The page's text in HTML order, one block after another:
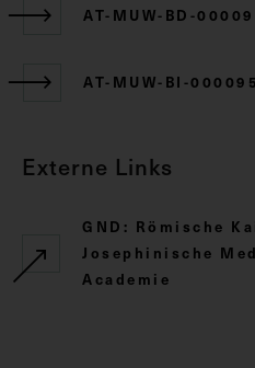
AT-MUW-BD-
AT-MUW-BI-
Externe Links
GND: Römische
Josephinische
Academie